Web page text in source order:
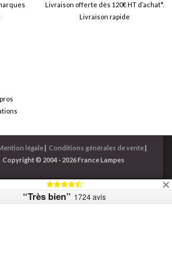
Livraison offerte dès 120€ HT d’achat*.
Livraison rapide
légale| Conditions générales de vente|
Copyright © 2004 - 2026 France Lampes
“Très bien” 1724 avis